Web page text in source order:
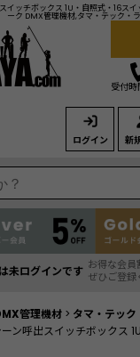
イッチボックス 1U・自照式・16スイ
ーク DMX管理機材,タマ・テック・
ログイン 新
受付
未ログインです お得な会員
ぜひご登録
管理機材 > タマ・テック
ン呼出スイッチボックス